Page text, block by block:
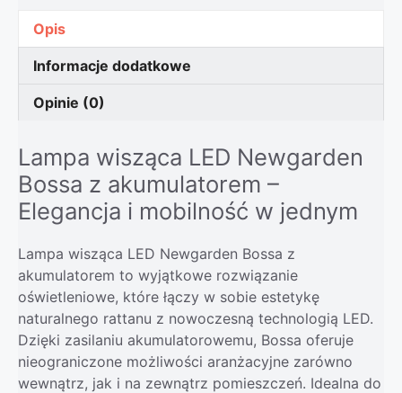
Opis
Informacje dodatkowe
Opinie (0)
Lampa wisząca LED Newgarden
Bossa z akumulatorem –
Elegancja i mobilność w jednym
Lampa wisząca LED Newgarden Bossa z
akumulatorem to wyjątkowe rozwiązanie
oświetleniowe, które łączy w sobie estetykę
naturalnego rattanu z nowoczesną technologią LED.
Dzięki zasilaniu akumulatorowemu, Bossa oferuje
nieograniczone możliwości aranżacyjne zarówno
wewnątrz, jak i na zewnątrz pomieszczeń. Idealna do